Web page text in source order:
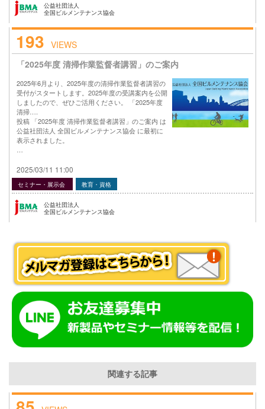
公益社団法人
全国ビルメンテナンス協会
193 VIEWS
「2025年度 清掃作業監督者講習」のご案内
2025年6月より、2025年度の清掃作業監督者講習の
受付がスタートします。2025年度の受講案内を公開
しましたので、ぜひご活用ください。 「2025年度
清掃….
投稿 「2025年度 清掃作業監督者講習」のご案内 は
公益社団法人 全国ビルメンテナンス協会 に最初に
表示されました。
2025/03/11 11:00
セミナー・展示会 教育・資格
公益社団法人
全国ビルメンテナンス協会
関連する記事